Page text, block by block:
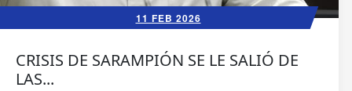
11 FEB 2026
CRISIS DE SARAMPIÓN SE LE SALIÓ DE
LAS...